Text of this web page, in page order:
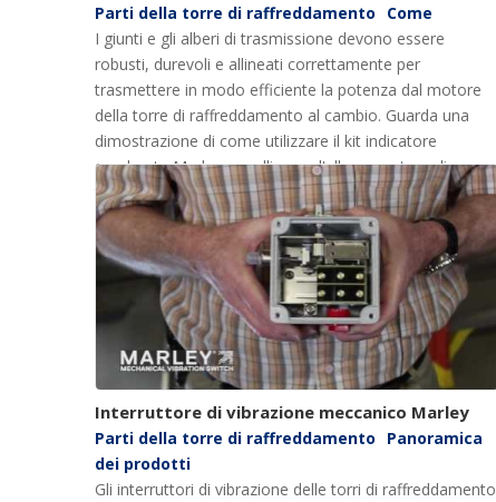
Parti della torre di raffreddamento
Come
I giunti e gli alberi di trasmissione devono essere
robusti, durevoli e allineati correttamente per
trasmettere in modo efficiente la potenza dal motore
della torre di raffreddamento al cambio. Guarda una
dimostrazione di come utilizzare il kit indicatore
quadrante Marley per allineare l'albero motore di una
torre di raffreddamento Marley qui:
Interruttore di vibrazione meccanico Marley
Parti della torre di raffreddamento
Panoramica
dei prodotti
Gli interruttori di vibrazione delle torri di raffreddamento